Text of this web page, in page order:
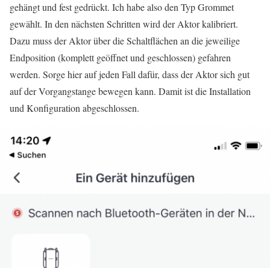
gehängt und fest gedrückt. Ich habe also den Typ Grommet
gewählt. In den nächsten Schritten wird der Aktor kalibriert.
Dazu muss der Aktor über die Schaltflächen an die jeweilige
Endposition (komplett geöffnet und geschlossen) gefahren
werden. Sorge hier auf jeden Fall dafür, dass der Aktor sich gut
auf der Vorgangstange bewegen kann. Damit ist die Installation
und Konfiguration abgeschlossen.